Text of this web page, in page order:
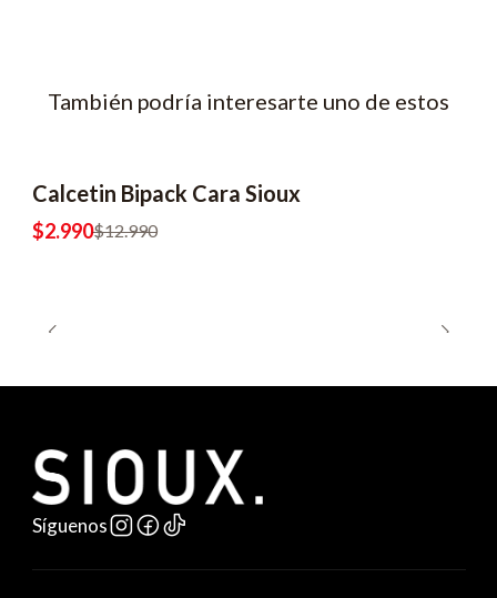
También podría interesarte uno de estos
-77% OFF
Calcetin Bipack Cara Sioux
$2.990$12.990
Síguenos